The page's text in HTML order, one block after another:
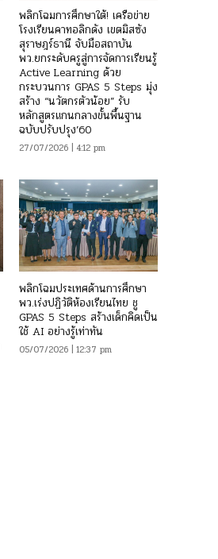
พลิกโฉมการศึกษาใต้! เครือข่าย
โรงเรียนคาทอลิกดัง เขตมิสซัง
สุราษฎร์ธานี จับมือสถาบัน
พว.ยกระดับครูสู่การจัดการเรียนรู้
Active Learning ด้วย
กระบวนการ GPAS 5 Steps มุ่ง
สร้าง “นวัตกรตัวน้อย” รับ
หลักสูตรแกนกลางขั้นพื้นฐาน
ฉบับปรับปรุง’60
27/07/2026 | 4:12 pm
พลิกโฉมประเทศด้านการศึกษา
พว.เร่งปฏิวัติห้องเรียนไทย ชู
GPAS 5 Steps สร้างเด็กคิดเป็น
ใช้ AI อย่างรู้เท่าทัน
05/07/2026 | 12:37 pm